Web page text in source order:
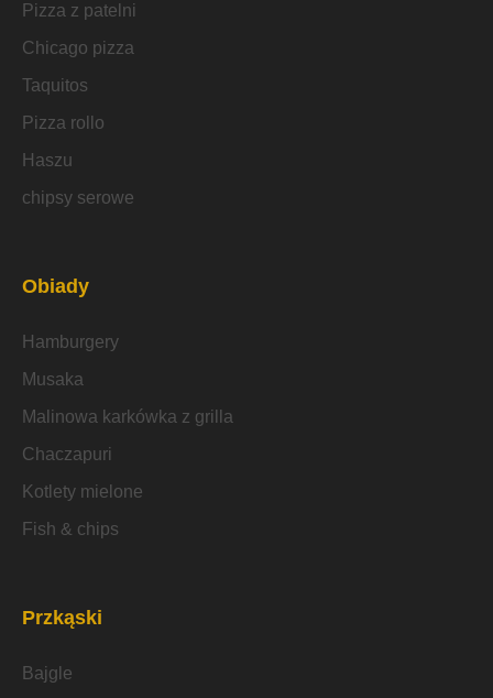
Pizza z patelni
Chicago pizza
Taquitos
Pizza rollo
Haszu
chipsy serowe
Obiady
Hamburgery
Musaka
Malinowa karkówka z grilla
Chaczapuri
Kotlety mielone
Fish & chips
Przkąski
Bajgle